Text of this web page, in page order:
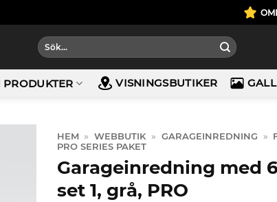
Sök
efter:
PRODUKTER VISNINGSBUTIKER
HEM » WEBBUTIK » GARAGEINREDNING »
PRO SERIES PAKET
Garageinredning med
set 1, grå, PRO